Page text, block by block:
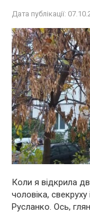
Дата публікації:
Коли я відкрила
чоловіка,
Русланко. Ось,